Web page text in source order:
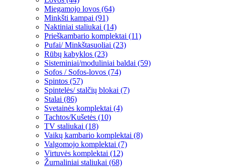
Miegamojo lovos (64)
Minkšti kampai (91)
Naktiniai staliukai (14)
Prieškambario komplektai (11)
Pufai/ Minkštasuoliai (23)
Rūbų kabyklos (23)
Sisteminiai/moduliniai baldai (59)
Sofos / Sofos-lovos (74)
Spintos (57)
Spintelės/ stalčių blokai (7)
Stalai (86)
Svetainės komplektai (4)
Tachtos/Kušetės (10)
TV staliukai (18)
Vaikų kambario komplektai (8)
Valgomojo komplektai (7)
Virtuvės komplektai (12)
Žurnaliniai staliukai (68)